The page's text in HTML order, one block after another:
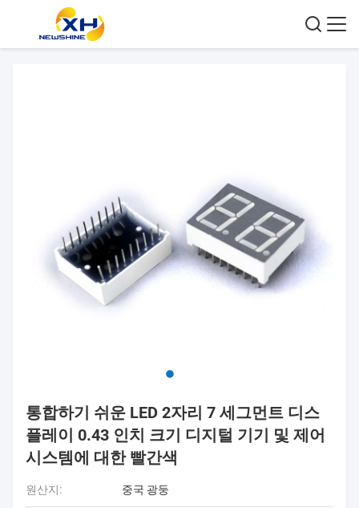
통합하기 쉬운 LED 2자리 7 세그먼트 디스
플레이 0.43 인치 크기 디지털 기기 및 제어
시스템에 대한 빨간색
원산지:
중국 광둥